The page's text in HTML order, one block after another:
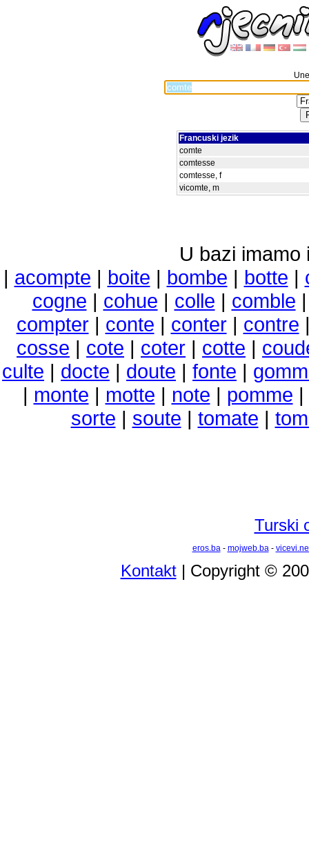
Francuski jezik
comte
comtesse
comtesse, f
vicomte, m
U bazi imamo
| acompte | boite | bombe | botte |
cogne | cohue | colle | comble
compter| conte | conter| contre
cosse | cote | coter | cotte |
culte | docte | doute | fonte |
| monte | motte | note | pomme |
sorte | soute | tomate |
Turski
eros.ba- mojweb.ba-
Kontakt| Copyright ©